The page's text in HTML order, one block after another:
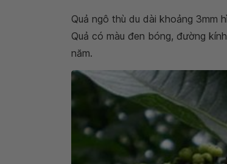
Quả ngô thù du dài khoảng 3mm
Quả có màu đen bóng, đường
năm.